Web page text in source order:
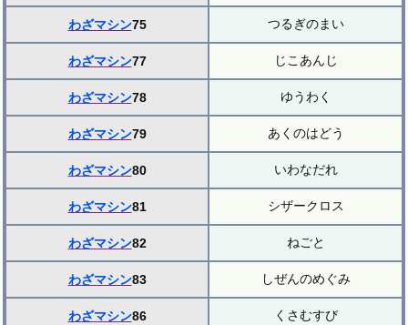
わざマシン75 つるぎのまい
わざマシン77 じこあんじ
わざマシン78 ゆうわく
わざマシン79 あくのはどう
わざマシン80 いわなだれ
わざマシン81 シザークロス
わざマシン82 ねごと
わざマシン83 しぜんのめぐみ
わざマシン86 くさむすび